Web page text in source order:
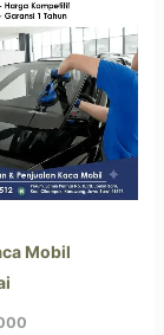
Mobil